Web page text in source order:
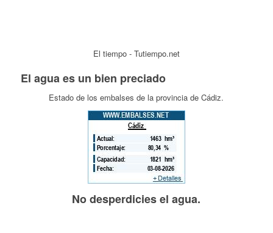
El tiempo - Tutiempo.net
El agua es un bien preciado
Estado de los embalses de la provincia de Cádiz.
No desperdicies el agua.